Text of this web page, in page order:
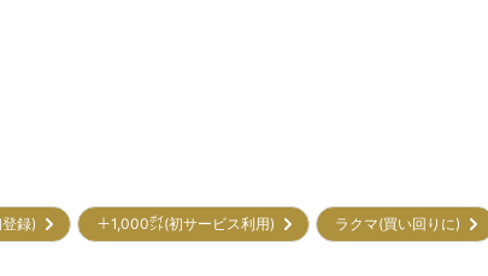
登録) ＋1,000㌽(初サービス利用) ラクマ(買い回りに)